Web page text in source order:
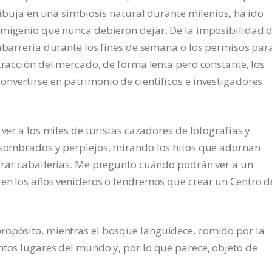
en una simbiosis natural durante milenios, ha ido
que nunca debieron dejar. De la imposibilidad
durante los fines de semana o los permisos
del mercado, de forma lenta pero constante, los
en patrimonio de científicos e investigadores
a los miles de turistas cazadores de fotografías y
y perplejos, mirando los hitos que adornan
caballerías. Me pregunto cuándo podrán ver a un
los años venideros o tendremos que crear un Centro
mientras el bosque languidece, comido por la
lugares del mundo y, por lo que parece, objeto de